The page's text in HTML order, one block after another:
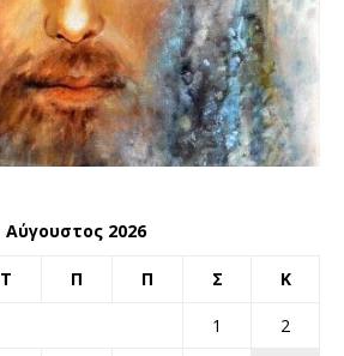
Αύγουστος 2026
Τ Π Π Σ Κ
1
2